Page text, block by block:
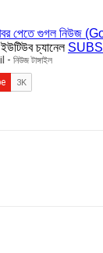
খবর পেতে গুগল
চ্যানেল